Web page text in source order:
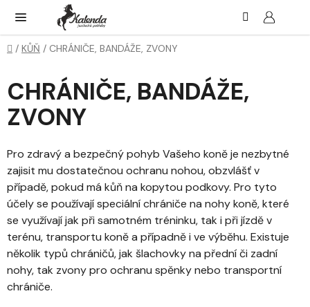
obsah
Domů
/ KŮŇ / CHRÁNIČE, BANDÁŽE, ZVONY
CHRÁNIČE, BANDÁŽE,
ZVONY
Pro zdravý a bezpečný pohyb Vašeho koně je nezbytné
zajisit mu dostatečnou ochranu nohou, obzvlášť v
případě, pokud má kůň na kopytou podkovy. Pro tyto
účely se používají speciální chrániče na nohy koně, které
se využívají jak při samotném tréninku, tak i při jízdě v
terénu, transportu koně a případně i ve výběhu. Existuje
několik typů chráničů, jak šlachovky na přední či zadní
nohy, tak zvony pro ochranu spěnky nebo transportní
chrániče.